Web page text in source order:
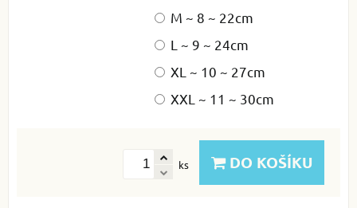
M ~ 8 ~ 22cm
L ~ 9 ~ 24cm
XL ~ 10 ~ 27cm
XXL ~ 11 ~ 30cm
ks DO KOŠÍKU